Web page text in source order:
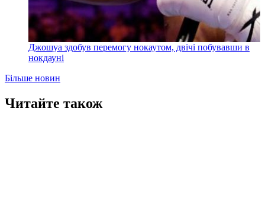
Джошуа здобув перемогу нокаутом, двічі побувавши в
нокдауні
Більше новин
Читайте також